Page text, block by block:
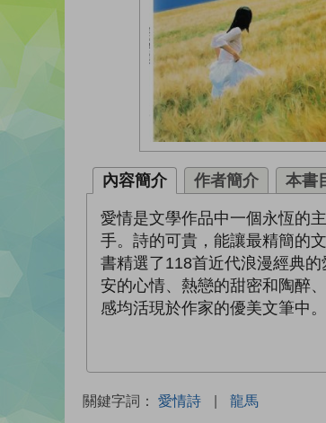
內容簡介 作者簡介 本書
愛情是文學作品中一個永恆的
手。詩的可貴，能讓最精簡的
書精選了118首近代浪漫經典
安的心情、熱戀的甜密和陶醉
感均活現於作家的優美文筆中
關鍵字詞： 愛情詩 | 龍馬